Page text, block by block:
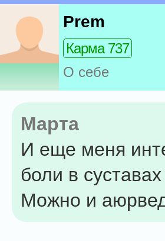
Prem
Карма 737
О себе
Марта
И еще меня
боли в
Можно и